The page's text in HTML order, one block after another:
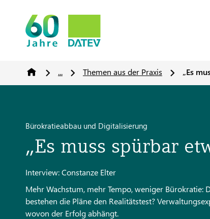
... Themen aus der Praxis „Es
Bürokratieabbau und Digitalisierung
„Es muss spürbar
Interview: Constanze Elter
Mehr Wachstum, mehr Tempo, weniger
bestehen die Pläne den Realitätstest?
wovon der Erfolg abhängt.